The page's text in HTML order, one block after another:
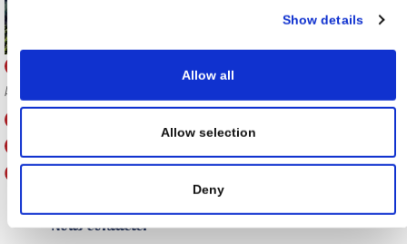
Show details
Allow all
Allow selection
Deny
Azille
N 43°15'49 E 2°42'30
Nous contacter